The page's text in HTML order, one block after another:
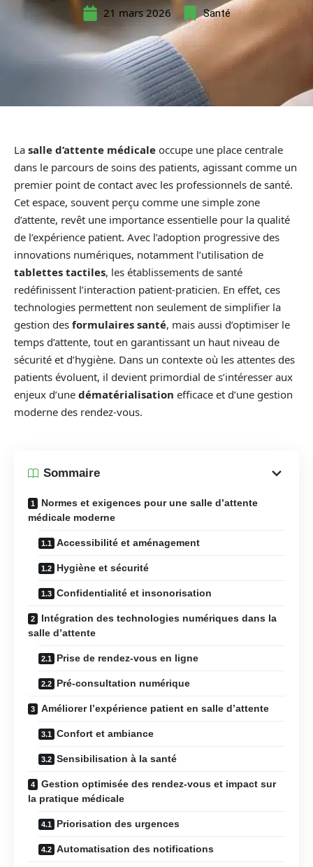
21 mars 2026 Santé
La salle d’attente médicale occupe une place centrale
dans le parcours de soins des patients, agissant comme un
premier point de contact avec les professionnels de santé.
Cet espace, souvent perçu comme une simple zone
d’attente, revêt une importance essentielle pour la qualité
de l’expérience patient. Avec l’adoption progressive des
innovations numériques, notamment l’utilisation de
tablettes tactiles, les établissements de santé
redéfinissent l’interaction patient-praticien. En effet, ces
technologies permettent non seulement de simplifier la
gestion des formulaires santé, mais aussi d’optimiser le
temps d’attente, tout en garantissant un haut niveau de
sécurité et d’hygiène. Dans un contexte où les attentes des
patients évoluent, il devient primordial de s’intéresser aux
enjeux d’une dématérialisation efficace et d’une gestion
moderne des rendez-vous.
Sommaire
Normes et exigences pour une salle d’attente
médicale moderne
Accessibilité et aménagement
Hygiène et sécurité
Confidentialité et insonorisation
Intégration des technologies numériques dans la
salle d’attente
Prise de rendez-vous en ligne
Pré-consultation numérique
Améliorer l’expérience patient en salle d’attente
Confort et ambiance
Sensibilisation à la santé
Gestion optimisée des rendez-vous et impact sur
la pratique médicale
Priorisation des urgences
Automatisation des notifications